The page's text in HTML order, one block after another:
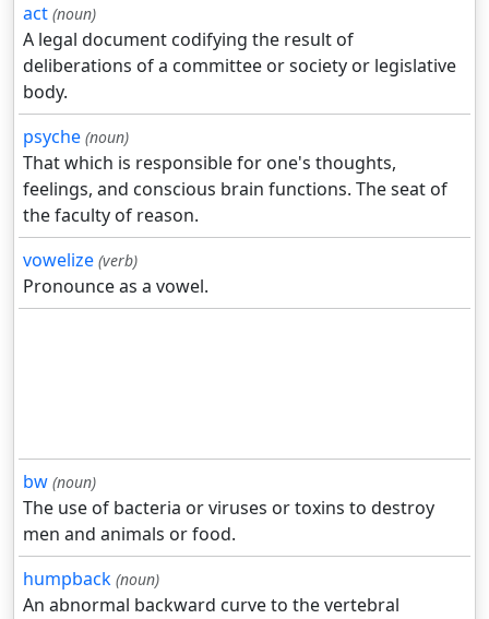
act (noun)
A legal document codifying the result of
deliberations of a committee or society or legislative
body.
psyche (noun)
That which is responsible for one's thoughts,
feelings, and conscious brain functions. The seat of
the faculty of reason.
vowelize (verb)
Pronounce as a vowel.
bw (noun)
The use of bacteria or viruses or toxins to destroy
men and animals or food.
humpback (noun)
An abnormal backward curve to the vertebral